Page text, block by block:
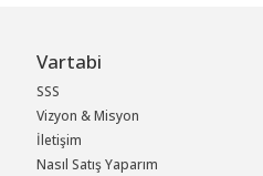
Vartabi
SSS
Vizyon & Misyon
İletişim
Nasıl Satış Yaparım